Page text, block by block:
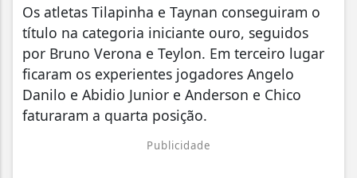
Os atletas Tilapinha e Taynan conseguiram o
título na categoria iniciante ouro, seguidos
por Bruno Verona e Teylon. Em terceiro lugar
ficaram os experientes jogadores Angelo
Danilo e Abidio Junior e Anderson e Chico
faturaram a quarta posição.
Publicidade